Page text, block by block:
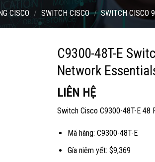
CISCO / SWITCH CISCO / SWITCH CISCO
C9300-48T-E
Network
LIÊN HỆ
Switch Cisco C9300-48T-E 48
Mã hàng: C9300-48T-E
Gía niêm yết: $9,369